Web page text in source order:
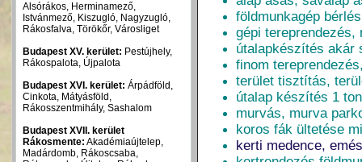
Alsórákos, Herminamező,
Istvánmező, Kiszugló, Nagyzugló,
Rákosfalva, Törökőr, Városliget
Budapest XV. kerület: Pestújhely,
Rákospalota, Újpalota
Budapest XVI. kerület: Árpádföld,
Cinkota, Mátyásföld,
Rákosszentmihály, Sashalom
Budapest XVII. kerület
Rákosmente: Akadémiaújtelep,
Madárdomb, Rákoscsaba,
földmunkagép
gépi
útalapkészítés akár
finom
terület tisztítás,
útalap készítés 1
murvás, murva
koros fák ültetése
kerti medence,